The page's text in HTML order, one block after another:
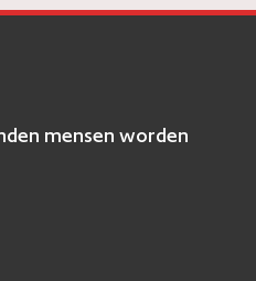
mensen worden